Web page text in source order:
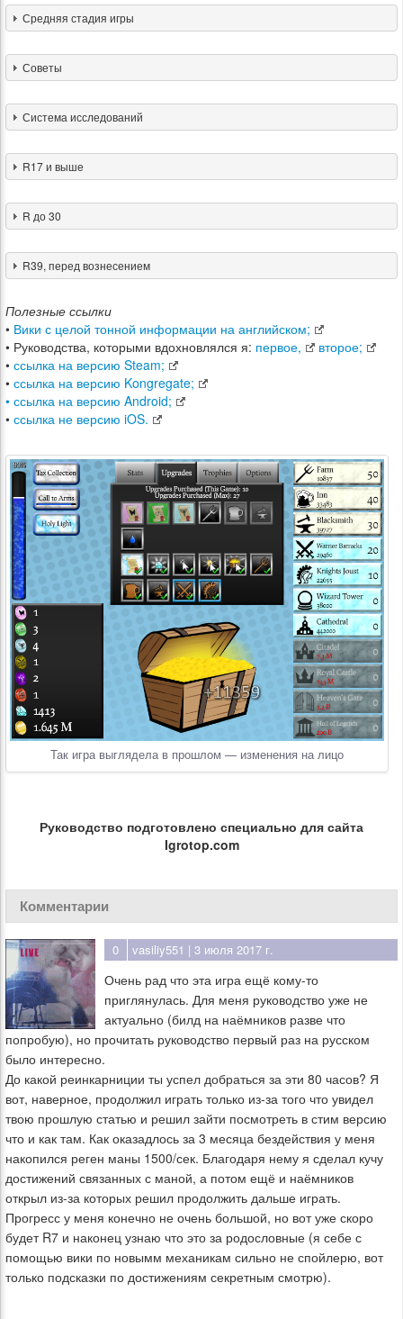
Средняя стадия игры
Советы
Система исследований
R17 и выше
R до 30
R39, перед вознесением
Полезные ссылки
• Вики с целой тонной информации на английском;
• Руководства, которыми вдохновлялся я: первое,
второе;
• ссылка на версию Steam;
• ссылка на версию Kongregate;
• ссылка на версию Android;
• ссылка не версию iOS.
Так игра выглядела в прошлом — изменения на лицо
Руководство подготовлено специально для сайта
Igrotop.com
Комментарии
0 vasiliy551 | 3 июля 2017 г.
Очень рад что эта игра ещё кому-то
приглянулась. Для меня руководство уже не
актуально (билд на наёмников разве что
попробую), но прочитать руководство первый раз на русском
было интересно.
До какой реинкарниции ты успел добраться за эти 80 часов? Я
вот, наверное, продолжил играть только из-за того что увидел
твою прошлую статью и решил зайти посмотреть в стим версию
что и как там. Как оказадлось за 3 месяца бездействия у меня
накопился реген маны 1500/сек. Благодаря нему я сделал кучу
достижений связанных с маной, а потом ещё и наёмников
открыл из-за которых решил продолжить дальше играть.
Прогресс у меня конечно не очень большой, но вот уже скоро
будет R7 и наконец узнаю что это за родословные (я себе с
помощью вики по новымм механикам сильно не спойлерю, вот
только подсказки по достижениям секретным смотрю).